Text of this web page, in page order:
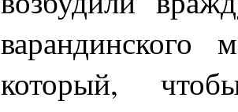
варандинского
который,